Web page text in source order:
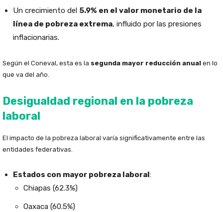
Un crecimiento del 5.9% en el valor monetario de la
línea de pobreza extrema, influido por las presiones
inflacionarias.
Según el Coneval, esta es la segunda mayor reducción anual en lo
que va del año.
Desigualdad regional en la pobreza
laboral
El impacto de la pobreza laboral varía significativamente entre las
entidades federativas.
Estados con mayor pobreza laboral:
Chiapas (62.3%)
Oaxaca (60.5%)